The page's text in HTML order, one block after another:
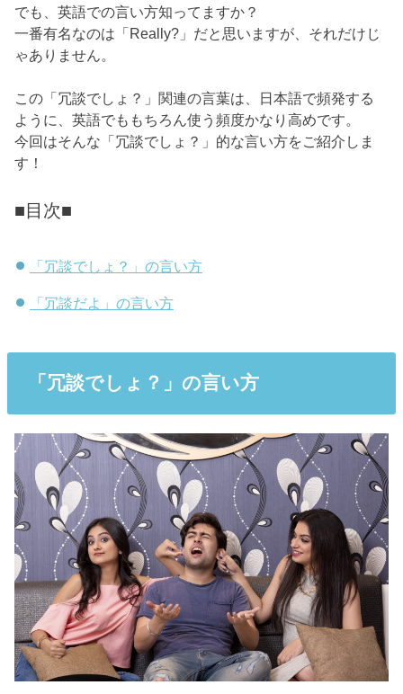
でも、英語での言い方知ってますか？
一番有名なのは「Really?」だと思いますが、それだけじ
ゃありません。
この「冗談でしょ？」関連の言葉は、日本語で頻発する
ように、英語でももちろん使う頻度かなり高めです。
今回はそんな「冗談でしょ？」的な言い方をご紹介しま
す！
■目次■
「冗談でしょ？」の言い方
「冗談だよ」の言い方
「冗談でしょ？」の言い方